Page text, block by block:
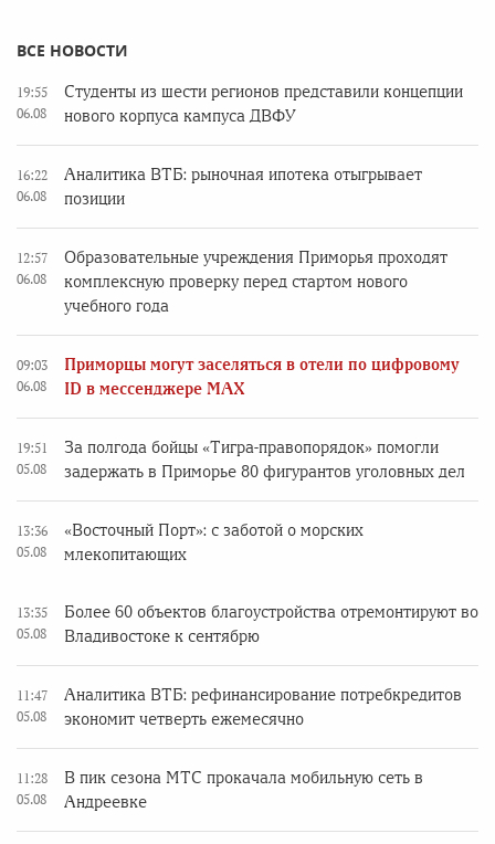
ВСЕ НОВОСТИ
19:55
06.08
Студенты из шести регионов представили концепции
нового корпуса кампуса ДВФУ
16:22
06.08
Аналитика ВТБ: рыночная ипотека отыгрывает
позиции
12:57
06.08
Образовательные учреждения Приморья проходят
комплексную проверку перед стартом нового
учебного года
09:03
06.08
Приморцы могут заселяться в отели по цифровому
ID в мессенджере MAX
19:51
05.08
За полгода бойцы «Тигра-правопорядок» помогли
задержать в Приморье 80 фигурантов уголовных дел
13:36
05.08
«Восточный Порт»: с заботой о морских
млекопитающих
13:35
05.08
Более 60 объектов благоустройства отремонтируют во
Владивостоке к сентябрю
11:47
05.08
Аналитика ВТБ: рефинансирование потребкредитов
экономит четверть ежемесячно
11:28
05.08
В пик сезона МТС прокачала мобильную сеть в
Андреевке